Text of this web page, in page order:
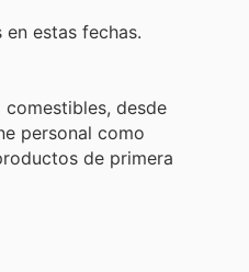
estas fechas.
desde
personal como
de primera